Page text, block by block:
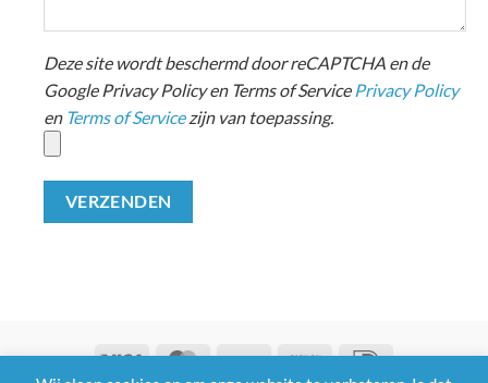
Deze site wordt beschermd door reCAPTCHA en de
Google Privacy Policy en Terms of Service Privacy Policy
en Terms of Servicezijn van toepassing.
Visa MasterCard
Bank
Cash
IDeal